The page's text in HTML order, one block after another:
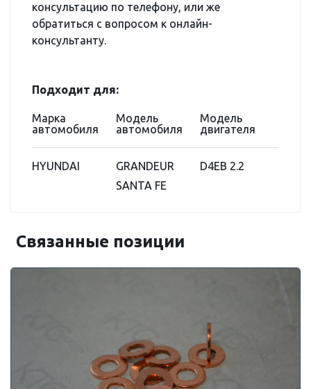
консультацию по телефону, или же
обратиться с вопросом к онлайн-
консультанту.
Подходит для:
Марка
автомобиля
Модель
автомобиля
Модель
двигателя
HYUNDAI
GRANDEUR
SANTA FE
D4EB 2.2
Связанные позиции